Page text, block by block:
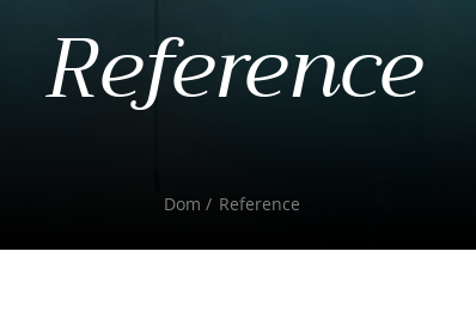
Reference
Dom Reference